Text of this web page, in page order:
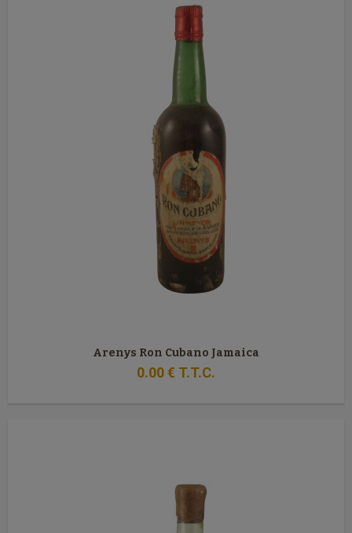
Arenys Ron Cubano Jamaica
0.00€ T.T.C.